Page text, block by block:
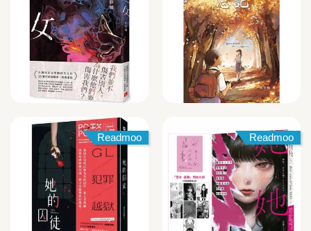
Readmoo Readmoo